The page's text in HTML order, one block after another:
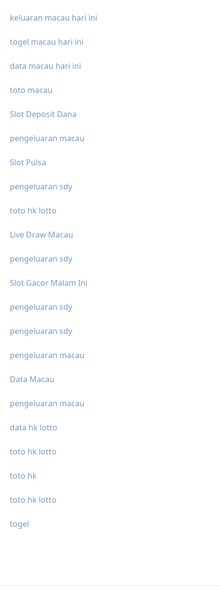
keluaran macau hari ini
togel macau hari ini
data macau hari ini
toto macau
Slot Deposit Dana
pengeluaran macau
Slot Pulsa
pengeluaran sdy
toto hk lotto
Live Draw Macau
pengeluaran sdy
Slot Gacor Malam Ini
pengeluaran sdy
pengeluaran sdy
pengeluaran macau
Data Macau
pengeluaran macau
data hk lotto
toto hk lotto
toto hk
toto hk lotto
togel